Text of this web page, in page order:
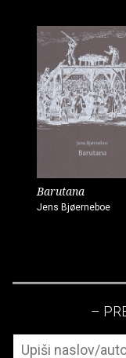
Barutana
Jens Bjøerneboe
–